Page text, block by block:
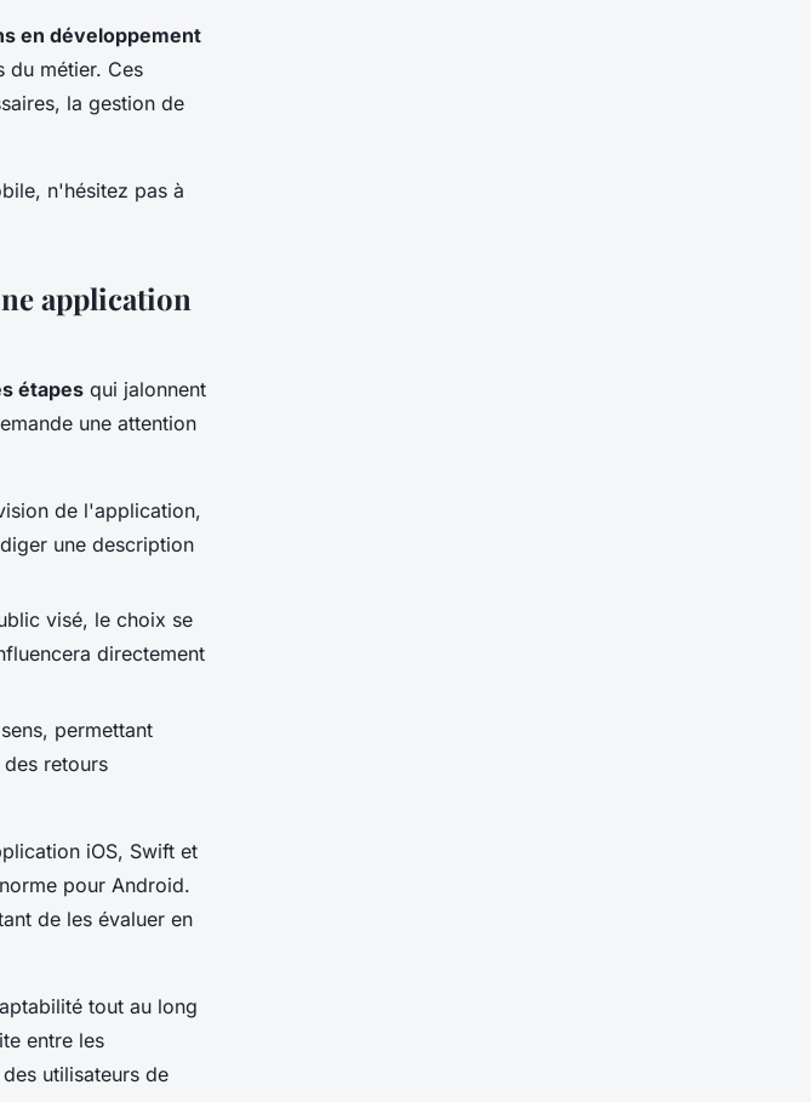
en développement
du métier. Ces
la gestion de
n'hésitez pas à
application
étapes qui jalonnent
une attention
de l'application,
une description
visé, le choix se
directement
permettant
retours
iOS, Swift et
pour Android.
de les évaluer en
tout au long
entre les
utilisateurs de